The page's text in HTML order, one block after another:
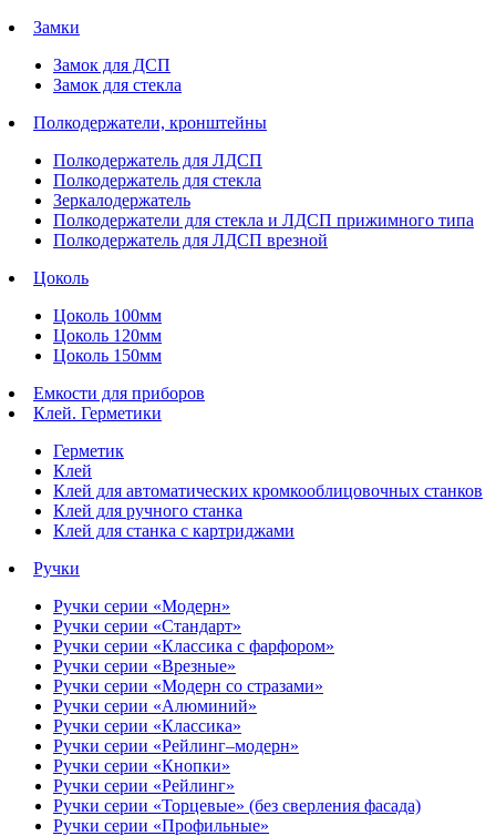
Замки
Замок для ДСП
Замок для стекла
Полкодержатели, кронштейны
Полкодержатель для ЛДСП
Полкодержатель для стекла
Зеркалодержатель
Полкодержатели для стекла и ЛДСП прижимного типа
Полкодержатель для ЛДСП врезной
Цоколь
Цоколь 100мм
Цоколь 120мм
Цоколь 150мм
Емкости для приборов
Клей. Герметики
Герметик
Клей
Клей для автоматических кромкооблицовочных станков
Клей для ручного станка
Клей для станка с картриджами
Ручки
Ручки серии «Модерн»
Ручки серии «Стандарт»
Ручки серии «Классика с фарфором»
Ручки серии «Врезные»
Ручки серии «Модерн со стразами»
Ручки серии «Алюминий»
Ручки серии «Классика»
Ручки серии «Рейлинг–модерн»
Ручки серии «Кнопки»
Ручки серии «Рейлинг»
Ручки серии «Торцевые» (без сверления фасада)
Ручки серии «Профильные»